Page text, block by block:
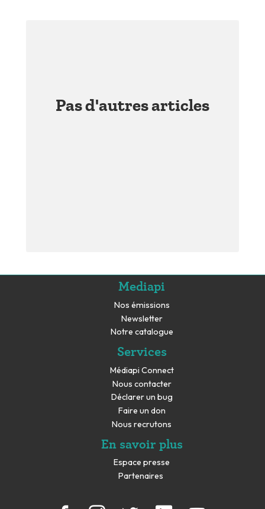
Pas d'autres articles
Mediapi
Nos émissions
Newsletter
Notre catalogue
Services
Médiapi Connect
Nous contacter
Déclarer un bug
Faire un don
Nous recrutons
En savoir plus
Espace presse
Partenaires